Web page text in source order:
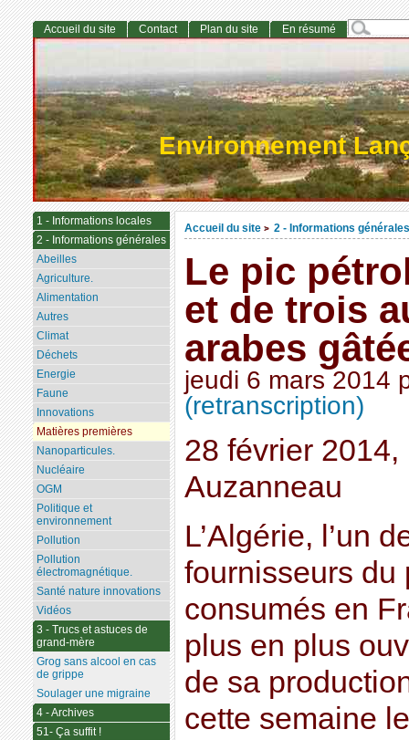
Environnement
Accueil du site > 2 - Informations générales
Le pic
et de trois
arabes
jeudi 6 mars 2014
(retranscription)
28 février
Auzanneau
L’Algérie, l’un
fournisseurs du
consumés en
plus en plus
de sa
cette semaine
Accueil du site Contact Plan du site En résumé
1 - Informations locales
2 - Informations générales
Abeilles
Agriculture.
Alimentation
Autres
Climat
Déchets
Energie
Faune
Innovations
Matières premières
Nanoparticules.
Nucléaire
OGM
Politique et
environnement
Pollution
Pollution
électromagnétique.
Santé nature innovations
Vidéos
3 - Trucs et astuces de
grand-mère
Grog sans alcool en cas
de grippe
Soulager une migraine
4 - Archives
51- Ça suffit !